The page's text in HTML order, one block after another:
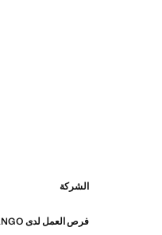
الشركة
فرص العمل لدى MANGO